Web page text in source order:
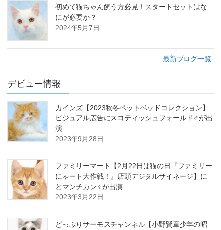
初めて猫ちゃん飼う方必見！スタートセットはな
にが必要か？
2024年5月7日
最新ブログ一覧
デビュー情報
カインズ【2023秋冬ペットベッドコレクション】
ビジュアル広告にスコティッシュフォールド♂が出
演
2023年9月28日
ファミリーマート【2月22日は猫の日『ファミリー
にゃート大作戦！』店頭デジタルサイネージ】に
とマンチカン♀が出演
2023年3月22日
どっぷりサーモスチャンネル【小野賢章少年の昭